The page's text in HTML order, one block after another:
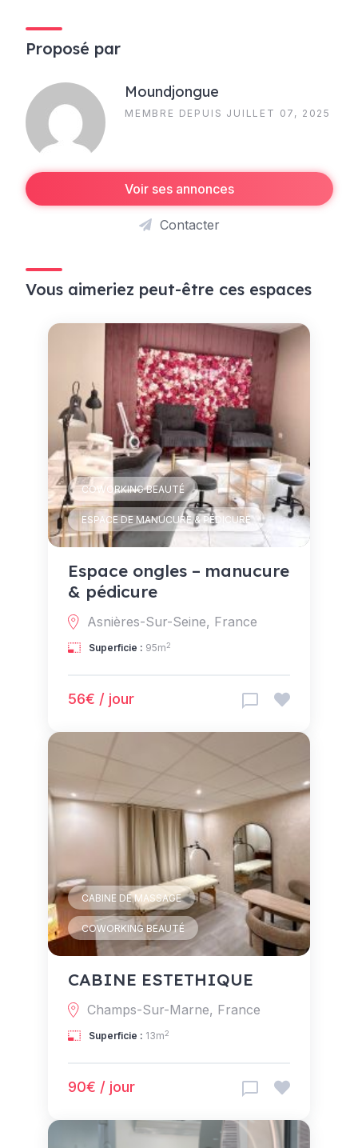
Proposé par
Moundjongue
MEMBRE DEPUIS JUILLET 07, 2025
Voir ses annonces
Contacter
Vous aimeriez peut-être ces espaces
COWORKING BEAUTÉ
ESPACE DE MANUCURE & PÉDICURE
Espace ongles – manucure
& pédicure
Asnières-Sur-Seine, France
Superficie : 95m2
56€ / jour
CABINE DE MASSAGE
COWORKING BEAUTÉ
CABINE ESTETHIQUE
Champs-Sur-Marne, France
Superficie : 13m2
90€ / jour